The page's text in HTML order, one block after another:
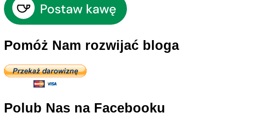
Pomóż Nam rozwijać bloga
Polub Nas na Facebooku